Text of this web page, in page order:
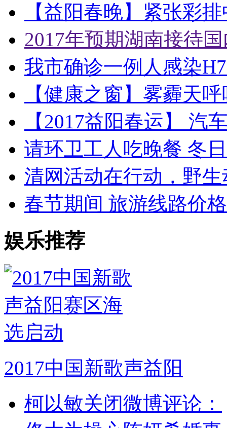
【益阳春晚】紧张彩
2017年预期湖南接待
我市确诊一例人感染
【健康之窗】雾霾天
【2017益阳春运】 汽
请环卫工人吃晚餐 冬
清网活动在行动，野
春节期间 旅游线路价
娱乐推荐
2017中国新歌声益阳
柯以敏关闭微博评论：